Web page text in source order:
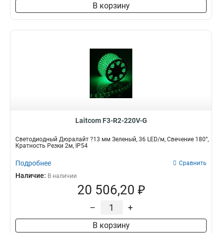
В корзину
Laitcom F3-R2-220V-G
Светодиодный Дюралайт ?13 мм Зеленый, 36 LED/м, Свечение 180°,
Кратность Резки 2м, IP54
Подробнее Сравнить
Наличие: В наличии
20 506,20 ₽
– +
В корзину